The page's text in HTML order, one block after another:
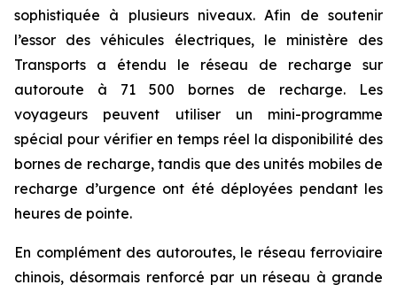
sophistiquée à plusieurs niveaux. Afin de soutenir
l’essor des véhicules électriques, le ministère des
Transports a étendu le réseau de recharge sur
autoroute à 71 500 bornes de recharge. Les
voyageurs peuvent utiliser un mini-programme
spécial pour vérifier en temps réel la disponibilité des
bornes de recharge, tandis que des unités mobiles de
recharge d’urgence ont été déployées pendant les
heures de pointe.
En complément des autoroutes, le réseau ferroviaire
chinois, désormais renforcé par un réseau à grande